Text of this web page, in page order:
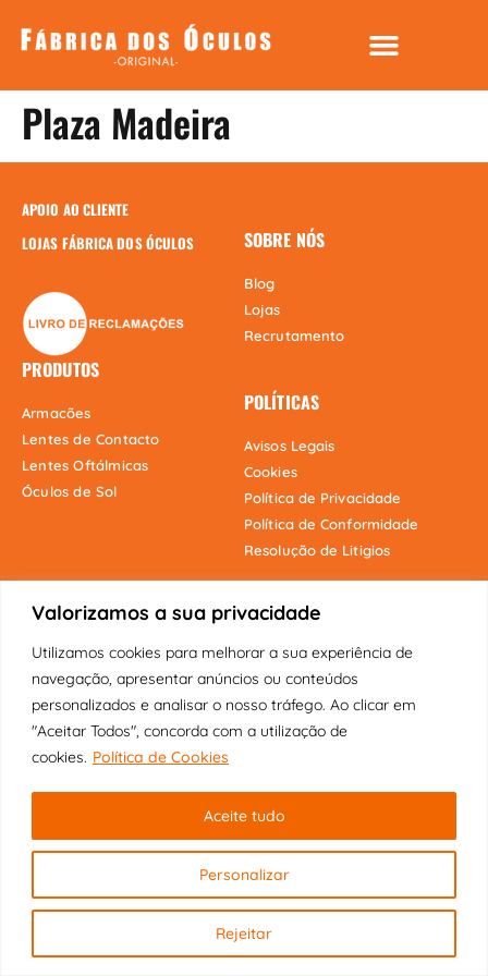
Valorizamos a sua privacidade
Utilizamos cookies para melhorar a sua experiência de
navegação, apresentar anúncios ou conteúdos
personalizados e analisar o nosso tráfego. Ao clicar em
"Aceitar Todos", concorda com a utilização de
cookies. Política de Cookies
Personalizar
Rejeitar
Aceite tudo
Plaza Madeira
APOIO AO CLIENTE
LOJAS FÁBRICA DOS ÓCULOS
SOBRE NÓS
Blog
Lojas
Recrutamento
PRODUTOS
Armacões
Lentes de Contacto
Lentes Oftálmicas
Óculos de Sol
POLÍTICAS
Avisos Legais
Cookies
Política de Privacidade
Política de Conformidade
Resolução de Litigios
Onde estamos
Original | Visão Pioneira Lda | Todos
os direitos reservados.